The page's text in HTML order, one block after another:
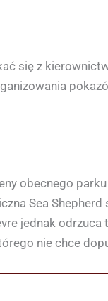
się z
obecnego
Sea
jednak odrzuca
nie chce